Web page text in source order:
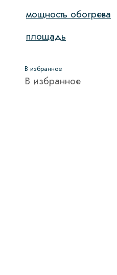
мощность обогрева
площадь
В избранное
В избранное